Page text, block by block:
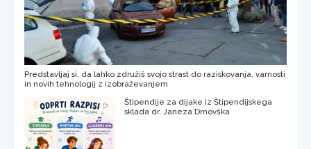
Predstavljaj si, da lahko združiš svojo strast do raziskovanja, varnosti
in novih tehnologij z izobraževanjem
Štipendije za dijake iz Štipendijskega
sklada dr. Janeza Drnovška